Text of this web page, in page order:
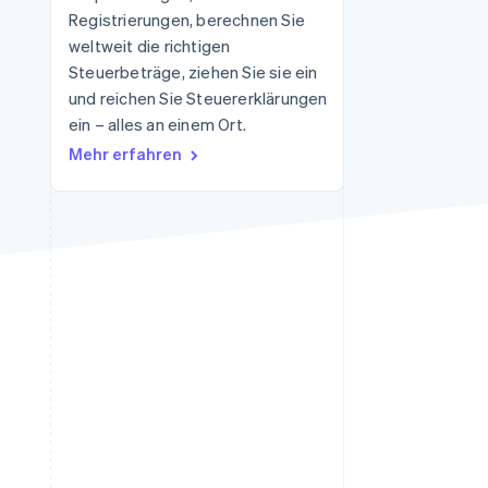
Stripe-Sessions 2026
Erfahren Sie, wie Stripe
Lösungen für die
Wirtschaftsinfrastruktur
Registrierungen, berechnen Sie
weltweit die richtigen
Steuerbeträge, ziehen Sie sie ein
und reichen Sie Steuererklärungen
ein – alles an einem Ort.
Mehr erfahren